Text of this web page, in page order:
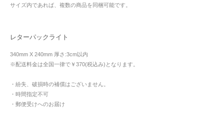
サイズ内であれば、複数の商品を同梱可能です。
レターパックライト
340mm X 240mm 厚さ:3cm以内
※配送料金は全国一律で￥370(税込み)となります。
・紛失、破損時の補償はございません。
・時間指定不可
・郵便受けへのお届け